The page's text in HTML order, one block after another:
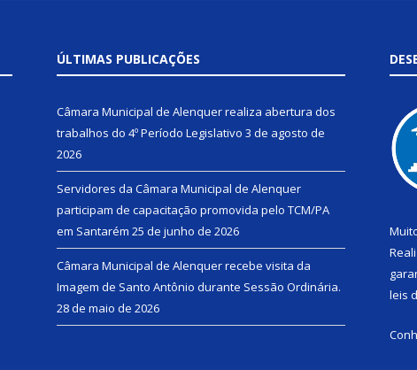
ÚLTIMAS PUBLICAÇÕES
Câmara Municipal de Alenquer realiza abertura dos
trabalhos do 4º Período Legislativo 3 de agosto de
2026
Servidores da Câmara Municipal de Alenquer
participam de capacitação promovida pelo TCM/PA
em Santarém 25 de junho de 2026
Câmara Municipal de Alenquer recebe visita da
Imagem de Santo Antônio durante Sessão Ordinária.
28 de maio de 2026
leis